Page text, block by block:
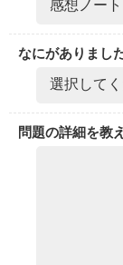
なにがありまし
問題の詳細を教